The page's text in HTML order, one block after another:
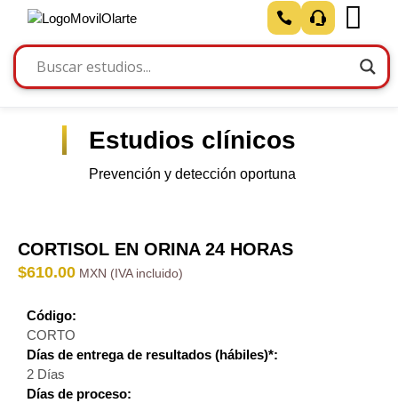
Estudios clínicos
Prevención y detección oportuna
CORTISOL EN ORINA 24 HORAS
$610.00
Código:
CORTO
Días de entrega de resultados (hábiles)*:
2 Días
Días de proceso: